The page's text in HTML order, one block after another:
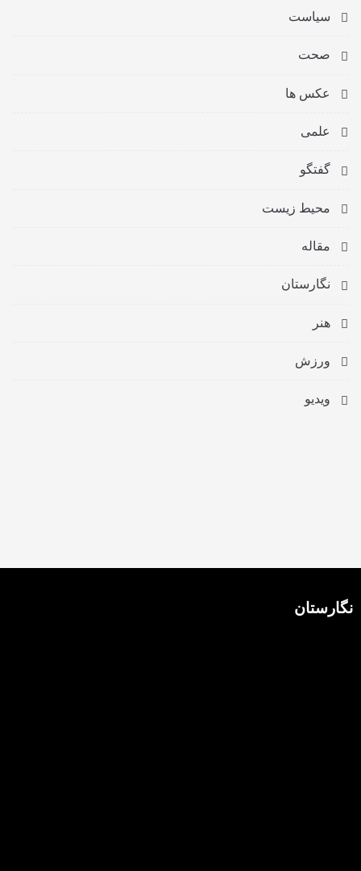
سیاست
صحت
عکس ها
علمی
گفتگو
محیط زیست
مقاله
نگارستان
هنر
ورزش
ویدیو
نگارستان